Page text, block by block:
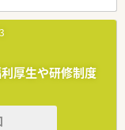
関しては、2年目で薬
昇格できるなど、非常
る事を推奨されてい
負担頂けるケースが
で取得されておりま
取得できる『リフレ
厚生や研修制度